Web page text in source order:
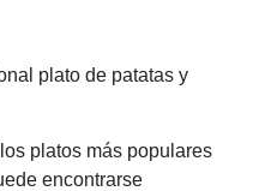
platos más populares
encontrarse